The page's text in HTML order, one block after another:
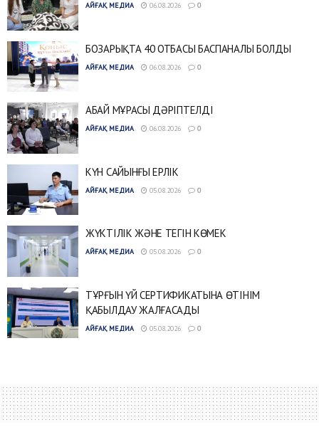
АЙҒАҚ МЕДИА 06.08.2026 0
БОЗАРЫҚТА 40 ОТБАСЫ БАСПАНАЛЫ БОЛДЫ
АЙҒАҚ МЕДИА 06.08.2026 0
АБАЙ МҰРАСЫ ДӘРІПТЕЛДІ
АЙҒАҚ МЕДИА 06.08.2026 0
КҮН САЙЫНҒЫ ЕРЛІК
АЙҒАҚ МЕДИА 05.08.2026 0
ЖҮКТІЛІК ЖӘНЕ ТЕГІН КӨМЕК
АЙҒАҚ МЕДИА 05.08.2026 0
ТҰРҒЫН ҮЙ СЕРТИФИКАТЫНА ӨТІНІМ
ҚАБЫЛДАУ ЖАЛҒАСАДЫ
АЙҒАҚ МЕДИА 05.08.2026 0